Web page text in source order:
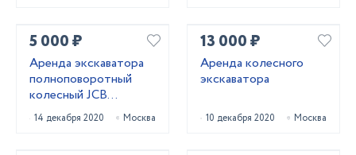
5 000 ₽
Аренда экскаватора
полноповоротный
колесный JCB
HYUNDAI
14 декабря 2020 Москва
13 000 ₽
Аренда колесного
экскаватора
10 декабря 2020 Москва